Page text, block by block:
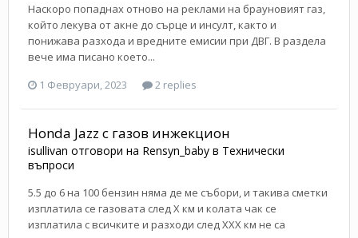
Наскоро попаднах отново на реклами на брауновият газ,
който лекува от акне до сърце и инсулт, както и
понижава разхода и вредните емисии при ДВГ. В раздела
вече има писано което...
1 Февруари, 2023
2 replies
Honda Jazz с газов инжекцион
isullivan отговори на Rensyn_baby в Технически
въпроси
5.5 до 6 на 100 бензин няма де ме събори, и такива сметки
изплатила се газовата след Х км и колата чак се
изплатила с всичките и разходи след ХХХ км не са